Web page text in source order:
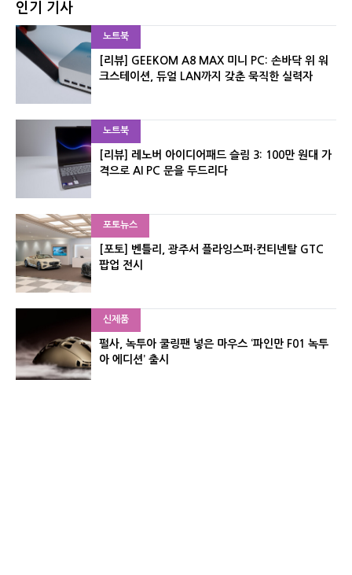
인기 기사
노트북
[리뷰] GEEKOM A8 MAX 미니 PC: 손바닥 위 워
크스테이션, 듀얼 LAN까지 갖춘 묵직한 실력자
노트북
[리뷰] 레노버 아이디어패드 슬림 3: 100만 원대 가
격으로 AI PC 문을 두드리다
포토뉴스
[포토] 벤틀리, 광주서 플라잉스퍼·컨티넨탈 GTC
팝업 전시
신제품
펄사, 녹투아 쿨링팬 넣은 마우스 ‘파인만 F01 녹투
아 에디션’ 출시